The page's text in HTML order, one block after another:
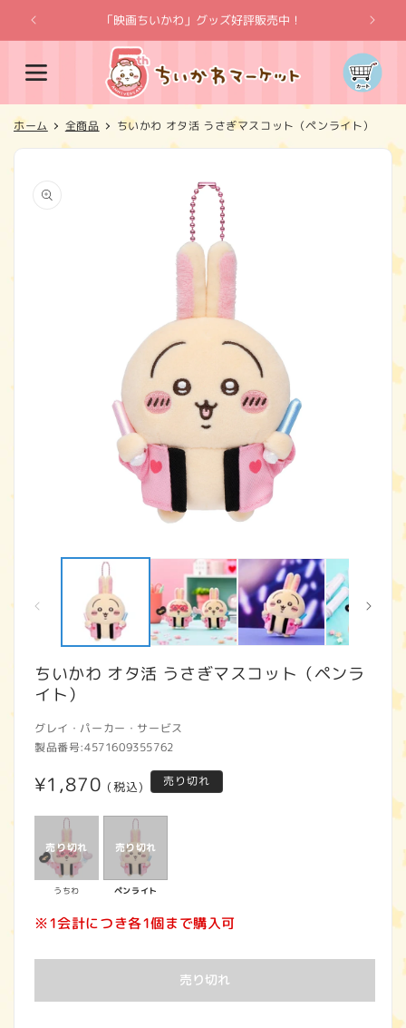
ンツに
進む
「映画ちいかわ」グッズ好評販売中！
カ
ー
ト
ホーム 全商品 ちいかわ オタ活 うさぎマスコット（ペンライト）
報にス
キップ
ちいかわ オタ活 うさぎマスコット（ペンラ
イト）
グレイ・パーカー・サービス
製品番号:4571609355762
通
常
価
格
¥1,870 (税込) 売り切れ
うちわ ペンライト
※1会計につき各1個まで購入可
売り切れ